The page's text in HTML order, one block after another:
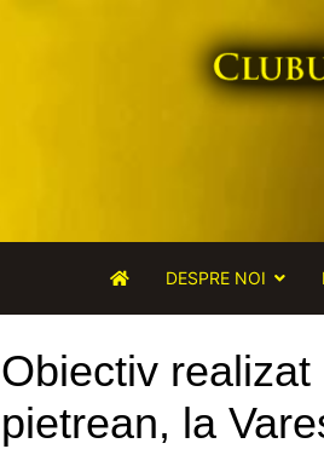
DESPRE NOI
Obiectiv
pietrean, la